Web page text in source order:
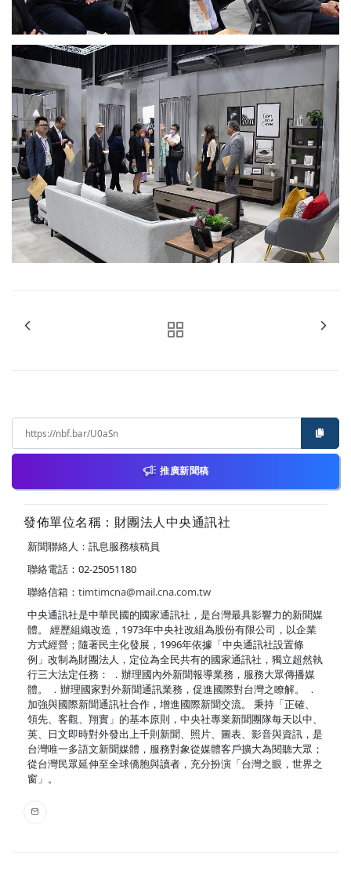
推廣新聞稿
發佈單位名稱：財團法人中央通訊社
新聞聯絡人：訊息服務核稿員
聯絡電話：02-25051180
聯絡信箱： timtimcna@mail.cna.com.tw
中央通訊社是中華民國的國家通訊社，是台灣最具影響力的新聞媒
體。 經歷組織改造，1973年中央社改組為股份有限公司，以企業
方式經營；隨著民主化發展，1996年依據「中央通訊社設置條
例」改制為財團法人，定位為全民共有的國家通訊社，獨立超然執
行三大法定任務： ．辦理國內外新聞報導業務，服務大眾傳播媒
體。 ．辦理國家對外新聞通訊業務，促進國際對台灣之瞭解。 ．
加強與國際新聞通訊社合作，增進國際新聞交流。 秉持「正確、
領先、客觀、翔實」的基本原則，中央社專業新聞團隊每天以中、
英、日文即時對外發出上千則新聞、照片、圖表、影音與資訊，是
台灣唯一多語文新聞媒體，服務對象從媒體客戶擴大為閱聽大眾；
從台灣民眾延伸至全球僑胞與讀者，充分扮演「台灣之眼，世界之
窗」。